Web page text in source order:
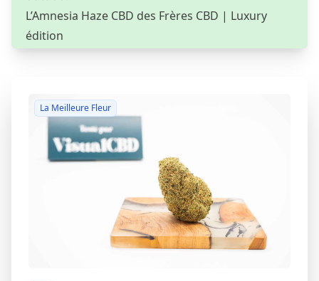
L’Amnesia Haze CBD des Frères CBD | Luxury
édition
La Meilleure Fleur